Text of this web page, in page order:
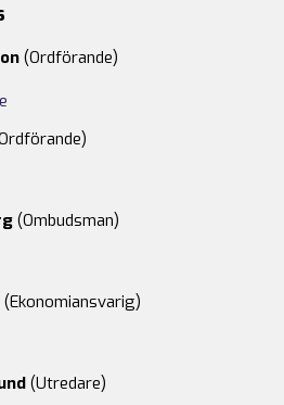
(Ordförande)
(Ombudsman)
(Ekonomiansvarig)
(Utredare)